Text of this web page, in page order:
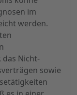
im
werden.
Nicht-
sowie